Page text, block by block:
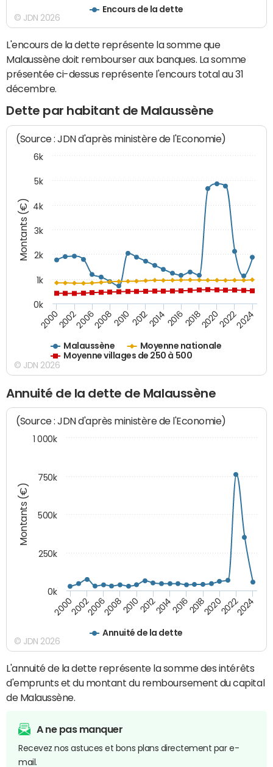
Encours de la dette
© JDN 2026
L'encours de la dette représente la somme que
Malaussène doit rembourser aux banques. La somme
présentée ci-dessus représente l'encours total au 31
décembre.
Dette par habitant de Malaussène
Montants (€)
(Source : JDN d'après ministère de l'Economie)
Malaussène
Moyenne nationale
Moyenne villages de 250 à 500
20002002200620082010 2012201420162018202020222024
0k
1k
2k
3k
4k
5k
6k
© JDN 2026
Annuité de la dette de Malaussène
Montants (€)
(Source : JDN d'après ministère de l'Economie)
Annuité de la dette
200020022006200820102012201420162018202020222024
0k
250k
500k
750k
1 000k
© JDN 2026
L'annuité de la dette représente la somme des intérêts
d'emprunts et du montant du remboursement du capital
de Malaussène.
A ne pas manquer
Recevez nos astuces et bons plans directement par e-
mail.